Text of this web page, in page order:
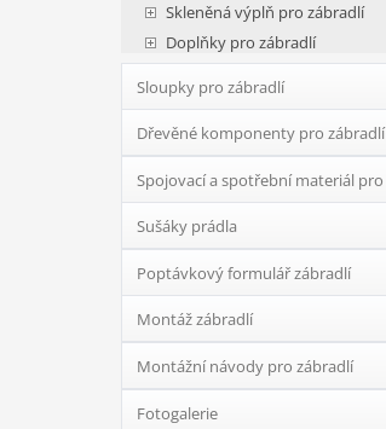
Skleněná výplň pro zábradlí
Doplňky pro zábradlí
Sloupky pro zábradlí
Dřevěné komponenty pro zábradlí
Spojovací a spotřební materiál pro
zábradlí
Sušáky prádla
Poptávkový formulář zábradlí
Montáž zábradlí
Montážní návody pro zábradlí
Fotogalerie